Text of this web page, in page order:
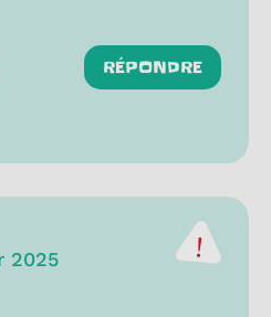
les réactions
RÉPONDRE
2025